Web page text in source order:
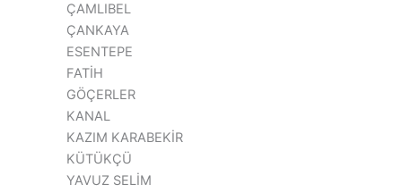
ÇAMLIBEL
ÇANKAYA
ESENTEPE
FATİH
GÖÇERLER
KANAL
KAZIM KARABEKİR
KÜTÜKÇÜ
YAVUZ SELİM